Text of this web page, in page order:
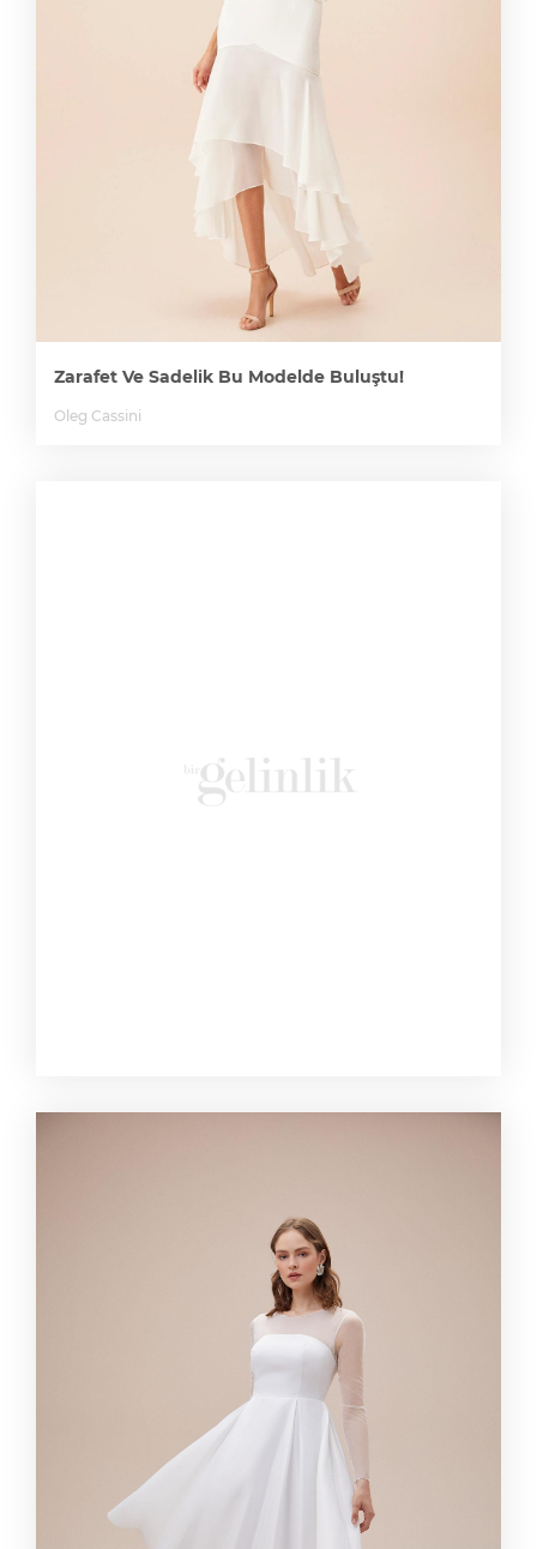
Zarafet Ve Sadelik Bu Modelde Buluştu!
Oleg Cassini